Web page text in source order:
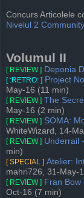
Concurs Articolele
Nivelul 2
Volumul II
[ REVIEW ] Deponia
[ :RETRO: ] Project
May-16 (11 min)
[ REVIEW ] The
May-16 (2 min)
[ REVIEW ] SOMA:
WhiteWizard, 14-
[ REVIEW ] Underrail
min)
[ SPECIAL ] Atelier:
mahri726, 31-May-
[ REVIEW ] Fran Bow
Oct-16 (7 min)